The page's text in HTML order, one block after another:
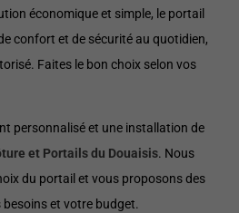
économique et simple, le portail
confort et de sécurité au quotidien,
Faites le bon choix selon vos
personnalisé et une installation de
et Portails du Douaisis. Nous
du portail et vous proposons des
et votre budget.